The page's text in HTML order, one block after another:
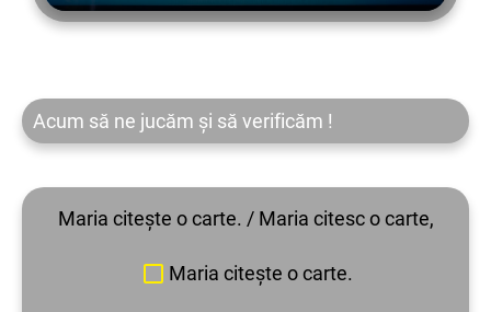
Acum să ne jucăm și să verificăm !
Maria citește o carte. / Maria citesc o carte,
Maria citește o carte.